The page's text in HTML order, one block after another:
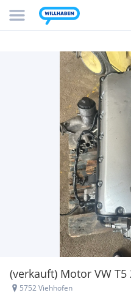
(verkauft) Motor VW T5
5752 Viehhofen